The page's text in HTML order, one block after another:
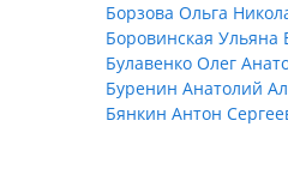
Борзова Ольга
Боровинская Ульяна
Булавенко Олег
Буренин Анатолий
Бянкин Антон